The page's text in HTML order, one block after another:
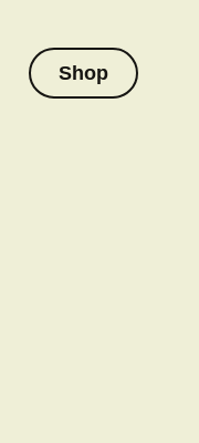
Shop